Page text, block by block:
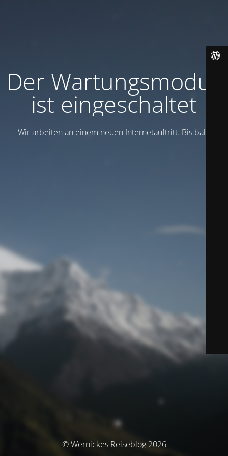
Der Wartungsmodus
ist eingeschaltet
Wir arbeiten an einem neuen Internetauftritt. Bis bald
© Wernickes Reiseblog 2026